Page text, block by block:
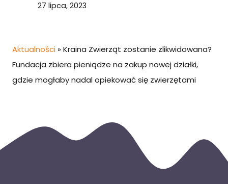
27 lipca, 2023
Aktualności » Kraina Zwierząt zostanie zlikwidowana?
Fundacja zbiera pieniądze na zakup nowej działki,
gdzie mogłaby nadal opiekować się zwierzętami